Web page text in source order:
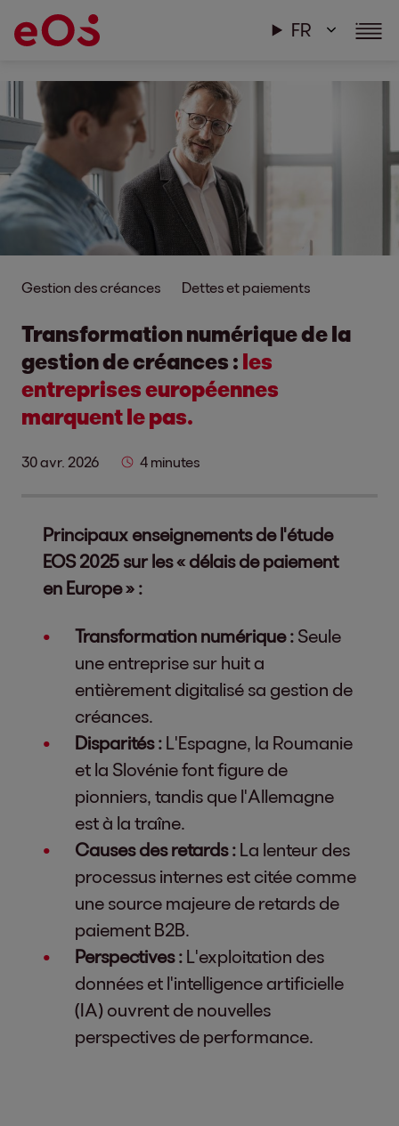
FR
Gestion des créances Dettes et paiements
Transformation numérique de la
gestion de créances : les
entreprises européennes
marquent le pas.
30 avr. 2026 4 minutes
Principaux enseignements de l'étude
EOS 2025 sur les « délais de paiement
en Europe » :
Transformation numérique : Seule
une entreprise sur huit a
entièrement digitalisé sa gestion de
créances.
Disparités : L'Espagne, la Roumanie
et la Slovénie font figure de
pionniers, tandis que l'Allemagne
est à la traîne.
Causes des retards : La lenteur des
processus internes est citée comme
une source majeure de retards de
paiement B2B.
Perspectives : L'exploitation des
données et l'intelligence artificielle
(IA) ouvrent de nouvelles
perspectives de performance.